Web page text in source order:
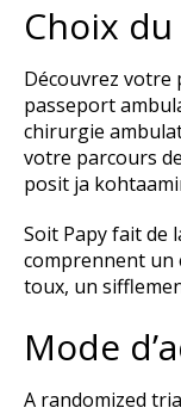
Choix
Découvrez votre
passeport
chirurgie
votre parcours
posit ja
Soit Papy fait de
comprennent un
toux, un
Mode
A randomized